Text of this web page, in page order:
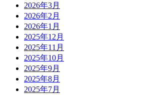
2026年3月
2026年2月
2026年1月
2025年12月
2025年11月
2025年10月
2025年9月
2025年8月
2025年7月